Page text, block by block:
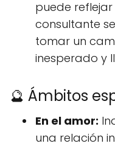
puede
consultante
tomar un
inesperado y
🔮 Ámbitos
En el amor:
una relación